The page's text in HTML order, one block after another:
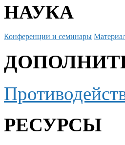
НАУКА
Конференции и семинары
РЕСУРСЫ